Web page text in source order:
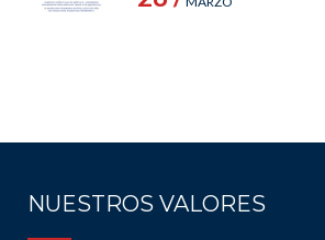
NUESTROS VALORES